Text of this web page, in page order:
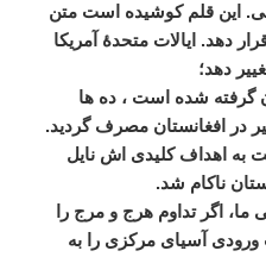
. این قلم کوشیده است متن
دهد. ایالات متحدۀ آمریکا
دهد؛
گرفته شده است ، ده ها
در افغانستان مصرف گردید.
به اهداف کلیدی اش نایل
ناکام شد.
ما، اگر تداوم هرج و مرج را
ورودی آسیای مرکزی را
به